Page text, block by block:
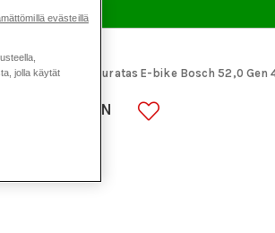
> KMC eturatas E-bike Bosch 52,0 Gen
52,0 GEN
jolla käytät
evästeillä